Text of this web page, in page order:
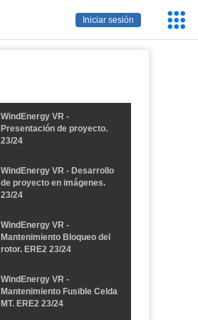
Iniciar sesión
WindEnergy VR -
Presentación de proyecto.
23/24
WindEnergy VR - Desarrollo
de proyecto en imágenes.
23/24
WindEnergy VR -
Mantenimiento Bloqueo del
rotor. ERE2 23/24
WindEnergy VR -
Mantenimiento Fusible Celda
MT. ERE2 23/24